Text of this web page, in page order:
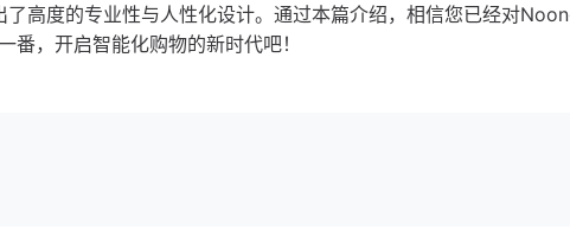
高度的专业性与人性化设计。通过本篇介绍，相信您已经对
，开启智能化购物的新时代吧！